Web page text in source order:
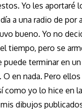
Yo les aportaré
a una radio de por
bueno. Yo no
tiempo, pero se
puede terminar en
en nada. Pero
como yo lo hice en
dibujos